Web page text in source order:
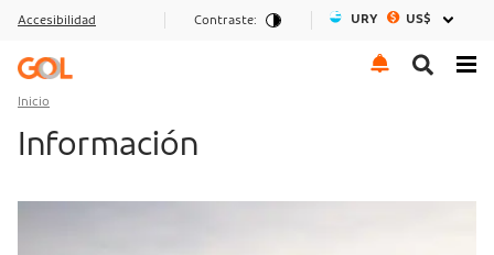
Ir al menu
Ir al contenido
Ir al pie de página
Accesibilidad Contraste: URY US$
Inicio
Información